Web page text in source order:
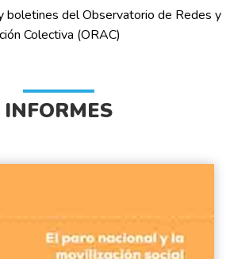
boletines del Observatorio de Redes y
Colectiva (ORAC)
INFORMES